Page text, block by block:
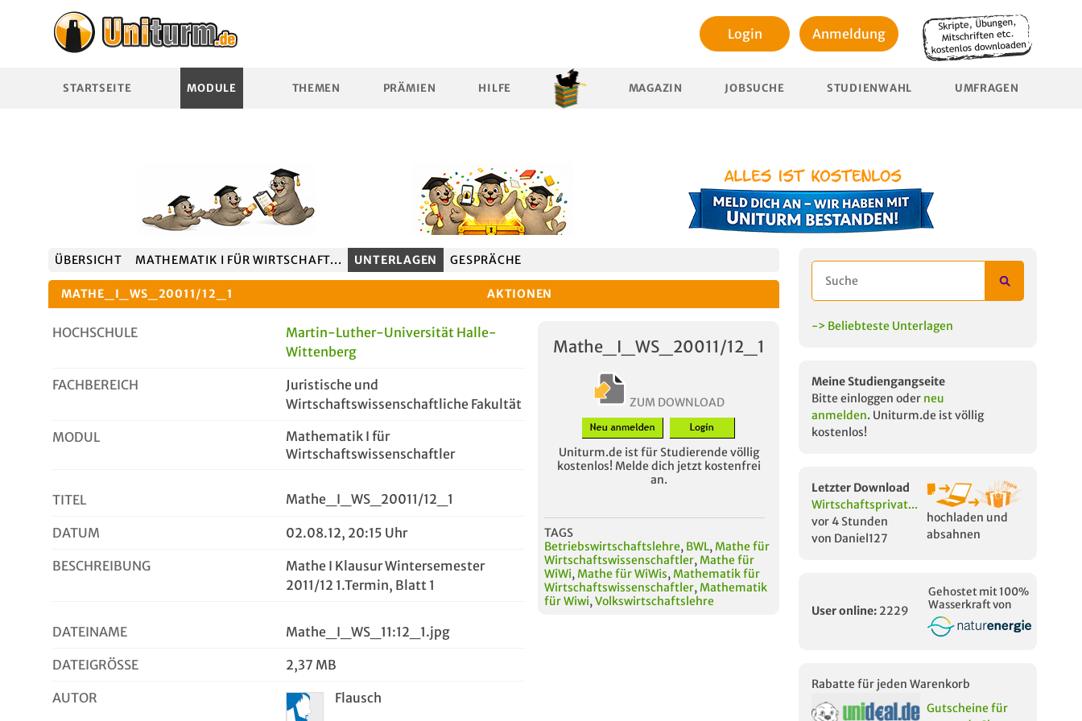
Login Anmeldung
STARTSEITE MODULE THEMEN PRÄMIEN HILFE MAGAZIN JOBSUCHE STUDIENWAHL UMFRAGEN
ÜBERSICHT MATHEMATIK I FÜR WIRTSCHAFT... UNTERLAGEN GESPRÄCHE
MATHE_I_WS_20011/12_1 AKTIONEN
HOCHSCHULE
Martin-Luther-Universität Halle-
Wittenberg
FACHBEREICH
Juristische und
Wirtschaftswissenschaftliche Fakultät
MODUL
Mathematik I für
Wirtschaftswissenschaftler
TITEL Mathe_I_WS_20011/12_1
DATUM 02.08.12, 20:15 Uhr
BESCHREIBUNG
Mathe I Klausur Wintersemester
2011/12 1.Termin, Blatt 1
DATEINAME Mathe_I_WS_11:12_1.jpg
DATEIGRÖSSE 2,37 MB
AUTOR Flausch
Mathe_I_WS_20011/12_1
ZUM DOWNLOAD
Uniturm.de ist für Studierende völlig
kostenlos! Melde dich jetzt kostenfrei
an.
TAGS
Betriebswirtschaftslehre, BWL, Mathe für
Wirtschaftswissenschaftler, Mathe für
WiWi, Mathe für WiWis, Mathematik für
Wirtschaftswissenschaftler, Mathematik
für Wiwi, Volkswirtschaftslehre
-> Beliebteste Unterlagen
Meine Studiengangseite
Bitte einloggen oder neu
anmelden. Uniturm.de ist völlig
kostenlos!
Letzter Download
Wirtschaftsprivat...
vor 4 Stunden
von Daniel127
hochladen und
absahnen
User online: 2229
Gehostet mit 100%
Wasserkraft von
Rabatte für jeden Warenkorb
Gutscheine für